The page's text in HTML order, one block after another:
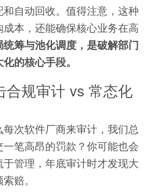
自动回收。值得注意，这种
本，还能确保核心业务在高
统筹与池化调度，是破解部门
的核心手段。
合规审计 vs 常态化
次软件厂商来审计，我们总
笔高昂的罚款？你可能也会
管理，年底审计时才发现大
赔。